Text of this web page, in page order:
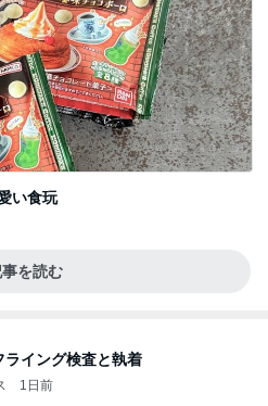
い食玩
を読む
ライング検査と執着
1日前